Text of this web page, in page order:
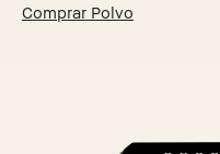
Comprar Polvo